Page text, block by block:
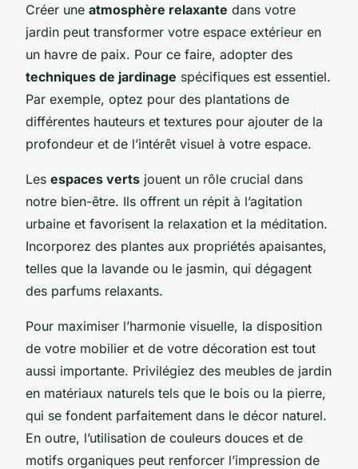
Créer une atmosphère relaxante dans votre
jardin peut transformer votre espace extérieur en
un havre de paix. Pour ce faire, adopter des
techniques de jardinage spécifiques est essentiel.
Par exemple, optez pour des plantations de
différentes hauteurs et textures pour ajouter de la
profondeur et de l’intérêt visuel à votre espace.
Les espaces verts jouent un rôle crucial dans
notre bien-être. Ils offrent un répit à l’agitation
urbaine et favorisent la relaxation et la méditation.
Incorporez des plantes aux propriétés apaisantes,
telles que la lavande ou le jasmin, qui dégagent
des parfums relaxants.
Pour maximiser l’harmonie visuelle, la disposition
de votre mobilier et de votre décoration est tout
aussi importante. Privilégiez des meubles de jardin
en matériaux naturels tels que le bois ou la pierre,
qui se fondent parfaitement dans le décor naturel.
En outre, l’utilisation de couleurs douces et de
motifs organiques peut renforcer l’impression de